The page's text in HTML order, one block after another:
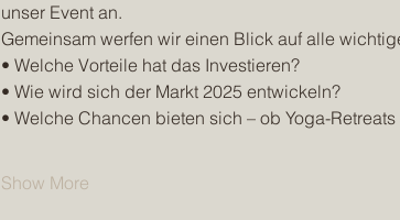
unser Event an.
Gemeinsam werfen wir einen Blick auf alle
• Welche Vorteile hat das Investieren?
• Wie wird sich der Markt 2025 entwickeln?
• Welche Chancen bieten sich – ob Yoga-
Show More